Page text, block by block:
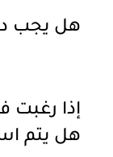
هل يجب
إذا رغبت
هل يتم